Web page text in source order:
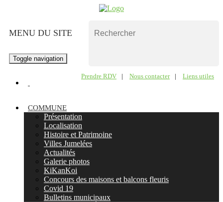
Prendre RDV | Nous contacter | Liens utiles
MENU DU SITE
Toggle navigation
COMMUNE
Présentation
Localisation
Histoire et Patrimoine
Villes Jumelées
Actualités
Galerie photos
KiKanKoi
Concours des maisons et balcons fleuris
Covid 19
Bulletins municipaux